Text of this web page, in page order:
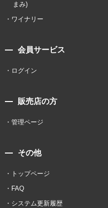
まみ)
ワイナリー
会員サービス
ログイン
販売店の方
管理ページ
その他
トップページ
FAQ
システム更新履歴